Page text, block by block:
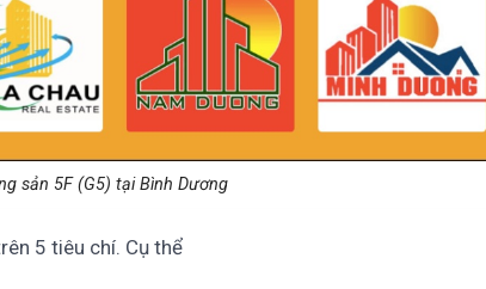
sản 5F (G5) tại Bình Dương
5 tiêu chí. Cụ thể